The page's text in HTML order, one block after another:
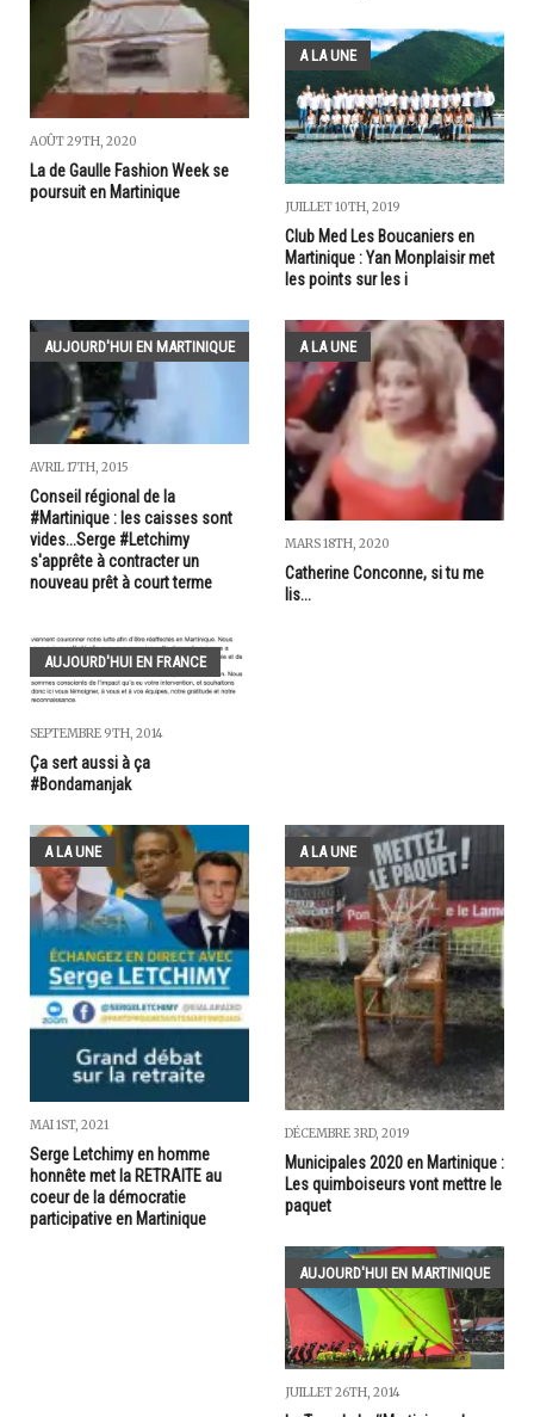
AOÛT 29TH, 2020
La de Gaulle Fashion Week se
poursuit en Martinique
A LA UNE
JUILLET 10TH, 2019
Club Med Les Boucaniers en
Martinique : Yan Monplaisir met
les points sur les i
AUJOURD'HUI EN MARTINIQUE
AVRIL 17TH, 2015
Conseil régional de la
#Martinique : les caisses sont
vides...Serge #Letchimy
s'apprête à contracter un
nouveau prêt à court terme
A LA UNE
MARS 18TH, 2020
Catherine Conconne, si tu me
lis...
AUJOURD'HUI EN FRANCE
SEPTEMBRE 9TH, 2014
Ça sert aussi à ça
#Bondamanjak
A LA UNE
MAI 1ST, 2021
Serge Letchimy en homme
honnête met la RETRAITE au
coeur de la démocratie
participative en Martinique
A LA UNE
DÉCEMBRE 3RD, 2019
Municipales 2020 en Martinique :
Les quimboiseurs vont mettre le
paquet
AUJOURD'HUI EN MARTINIQUE
JUILLET 26TH, 2014